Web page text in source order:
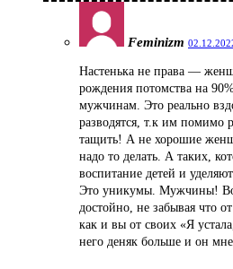
Feminizm
Настенька не права —
рождения потомства на
мужчинам. Это реально
разводятся, т.к им помимо
тащить! А не хорошие
надо то делать. А таких,
воспитание детей и
Это уникумы. Мужчины!
достойно, не забывая что
как и вы от своих «Я
него деняк больше и он